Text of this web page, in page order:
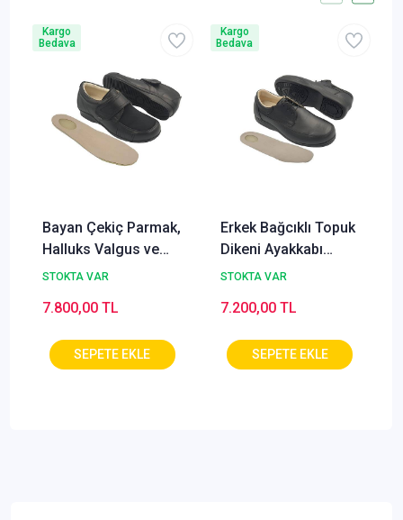
Bayan Çekiç Parmak,
Halluks Valgus ve
Topuk Dikeni
STOKTA VAR
7.800,00 TL
Kargo
Bedava
Erkek Bağcıklı Topuk
Dikeni Ayakkabı
Modeli Siyah
STOKTA VAR
7.200,00 TL
Kargo
Bedava